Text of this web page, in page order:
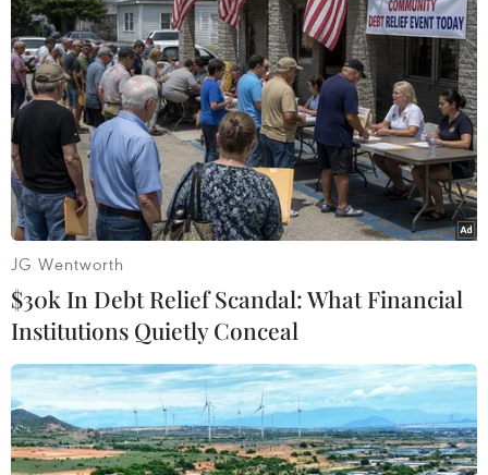
TIN LIÊN QUAN
Ai Cập phát hiện mỏ khí đốt mới ở khu vực
đồng bằng sông Nile
JG Wentworth
$30k In Debt Relief Scandal: What Financial
Institutions Quietly Conceal